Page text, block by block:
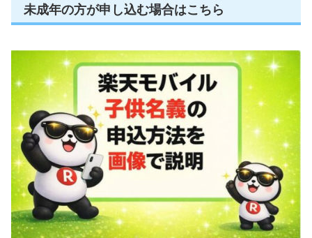
未成年の方が申し込む場合はこちら